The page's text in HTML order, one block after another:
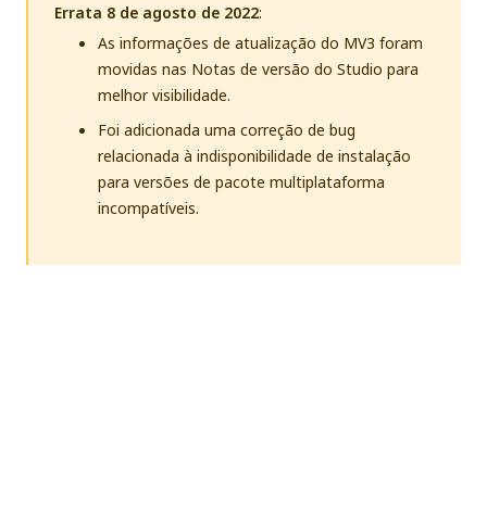
Errata 8 de agosto de 2022:
As informações de atualização do MV3 foram
movidas nas Notas de versão do Studio para
melhor visibilidade.
Foi adicionada uma correção de bug
relacionada à indisponibilidade de instalação
para versões de pacote multiplataforma
incompatíveis.